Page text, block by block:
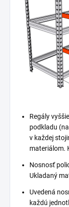
Regály
podkladu
v každej
materiálom.
Nosnosť
Ukladaný
Uvedená
každú